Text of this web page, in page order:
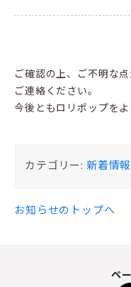
ご確認の上、ご不明な
ご連絡ください。
今後ともロリポップをよ
カテゴリー: 新着情報
お知らせのトップへ
ペ